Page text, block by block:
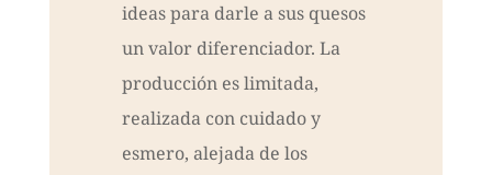
ideas para darle a sus quesos
un valor diferenciador. La
producción es limitada,
realizada con cuidado y
esmero, alejada de los